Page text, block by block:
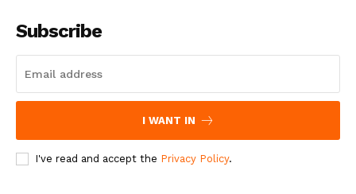
Subscribe
I WANT IN
I've read and accept the Privacy Policy.